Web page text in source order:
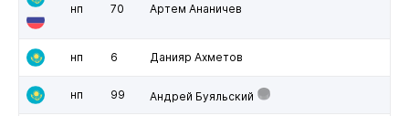
нп 70 Артем Ананичев
нп 6 Данияр Ахметов
нп 99 Андрей Буяльский